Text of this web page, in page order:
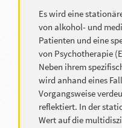
Es wird eine
von alkohol- und
Patienten und eine
von Psychotherapie
Neben ihrem
wird anhand eines
Vorgangsweise
reflektiert. In der
Wert auf die